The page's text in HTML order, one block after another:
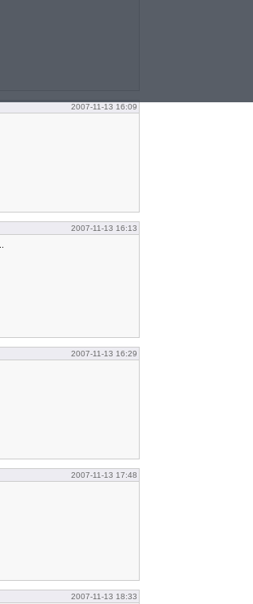
2007-11-13 16:09
2007-11-13 16:13
2007-11-13 16:29
2007-11-13 17:48
2007-11-13 18:33